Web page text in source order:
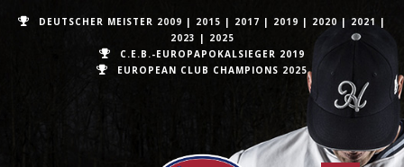
DEUTSCHER MEISTER 2009 | 2015 | 2017 | 2019 | 2020 | 2021 |
2023 | 2025
C.E.B.-EUROPAPOKALSIEGER 2019
EUROPEAN CLUB CHAMPIONS 2025